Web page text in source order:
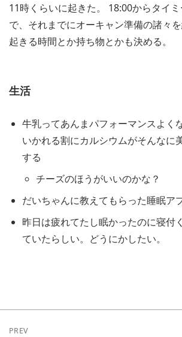
11時くらいに起きた。 18:00からタイ
で、それまでにオーキャン準備の諸々を
起きる時間とか持ち物とかも決める。
生活
牛乳ってあんまパフォーマンスよく
いかれる割にカルシウムがそんなに
する
チーズのほうがいいのかな？
だいちゃんに教えてもらった睡眠ア
昨日は疲れてたし眠かったのに寝付
ていたらしい。どうにかしたい。
PREV